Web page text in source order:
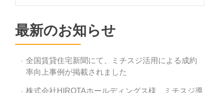
シ
ョ
ン
最新のお知らせ
全国賃貸住宅新聞にて、ミチスジ活用による成約
率向上事例が掲載されました
株式会社HIROTAホールディングス様 ミチスジ導